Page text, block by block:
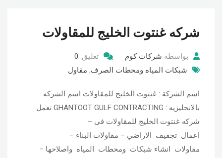
شركه غنتوت الخليج للمقاولات
بواسطة شركات كوم تعليق: 0
شبكات المياه ومحطات الصرف, مقاول
اسم الشركة : غنتوت الخليج للمقاولات اسم الشركه
بالانجليزيه : GHANTOOT GULF CONTRACTING تعمل
شركه غنتوت الخليج للمقاولات فى –
اعمال تجفيف الاراضي – مقاولات البناء –
مقاولات انشاء شبكات ومحطات المياه واصلاحها –